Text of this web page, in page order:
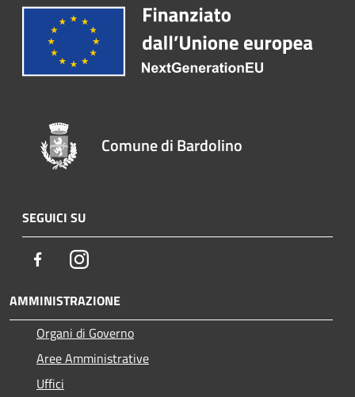
Comune di Bardolino
SEGUICI SU
FacebookInstagram
AMMINISTRAZIONE
Organi di Governo
Aree Amministrative
Uffici